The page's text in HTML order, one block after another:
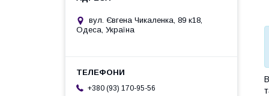
вул. Євгена Чикаленка, 89 к18,
Одеса, Україна
+380 (93) 170-95-56